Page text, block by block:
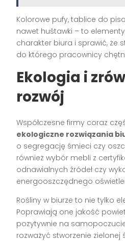
Kolorowe pufy, tablice do
nawet huśtawki – to
charakter biura i sprawić, że
do którego pracownicy
Ekologia i
rozwój
Współczesne firmy coraz
ekologiczne rozwiązania
o segregację śmieci czy
również wybór mebli z
odnawialnych źródeł czy
energooszczędnego
Rośliny w biurze to nie tylko
Poprawiają one jakość
pozytywnie na
rozważyć stworzenie